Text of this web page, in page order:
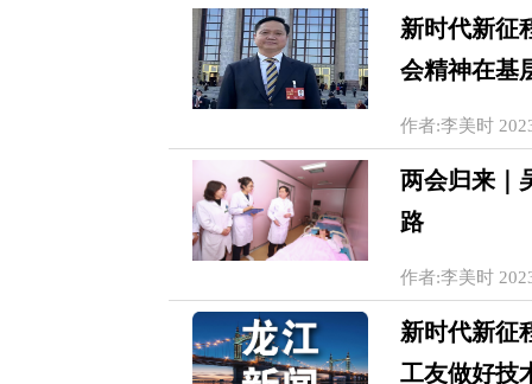
新时代新征
会精神在基
作者:李美时
两会归来｜
路
作者:李美时
新时代新征
工友做好技